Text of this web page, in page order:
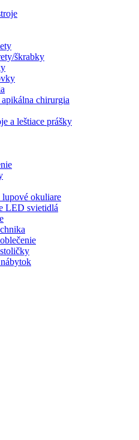
škrabky
chirurgia
a leštiace prášky
okuliare
LED svietidlá